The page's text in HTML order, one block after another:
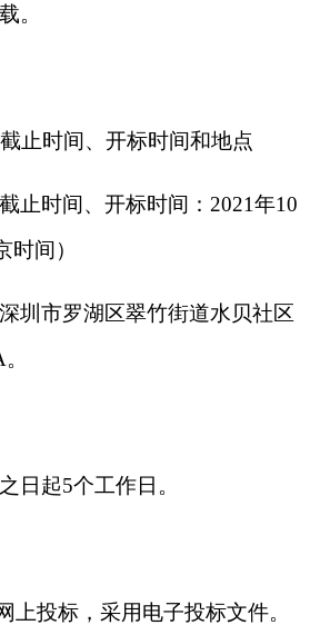
。
止时间、开标时间和地点
止时间、开标时间： 2021年10
时间）
圳市罗湖区翠竹街道水贝社区
日起5个工作日。
上投标，采用电子投标文件。